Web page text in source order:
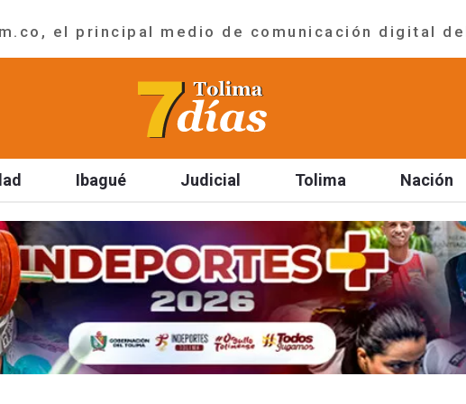
el principal medio de comunicación digital
Ibagué Judicial Tolima Nación